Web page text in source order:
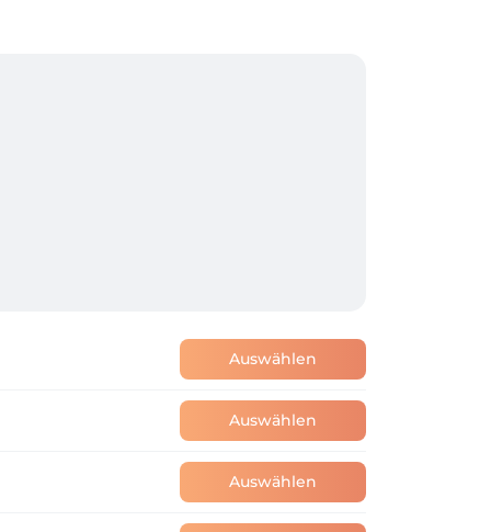
und ein tiefes Verständnis
Plattformen wissen wir, dass wir
erreichen – wir freuen uns darauf,
akzeptieren Sie unsere
Auswählen
Auswählen
Auswählen